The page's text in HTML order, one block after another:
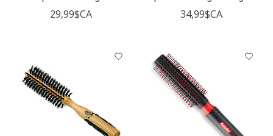
29,99$CA 34,99$CA